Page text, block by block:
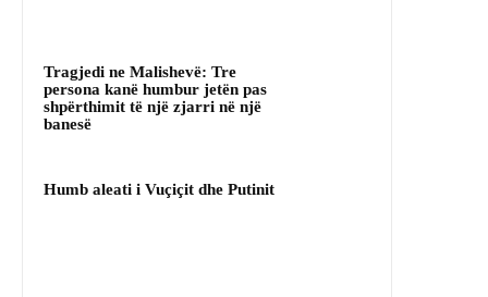
Tragjedi ne Malishevë: Tre
persona kanë humbur jetën pas
shpërthimit të një zjarri në një
banesë
Humb aleati i Vuçiçit dhe Putinit